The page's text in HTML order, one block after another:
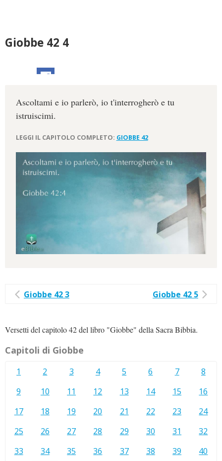
Giobbe 42 4
Ascoltami e io parlerò, io t'interrogherò e tu
istruiscimi.
LEGGI IL CAPITOLO COMPLETO: GIOBBE 42
Giobbe 42 3 Giobbe 42 5
Versetti del capitolo 42 del libro "Giobbe" della Sacra Bibbia.
Capitoli di Giobbe
1 2 3 4 5 6 7
8
9
10 11 12 13 14 15
16
17
18 19 20 21 22 23
24
25
26 27 28 29 30 31
32
33
34 35 36 37 38 39
40